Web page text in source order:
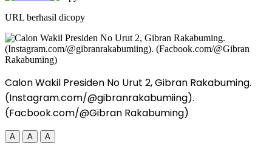
URL berhasil dicopy
Calon Wakil Presiden No Urut 2, Gibran Rakabuming.
(Instagram.com/@gibranrakabumiing).
(Facbook.com/@Gibran Rakabuming)
A A A